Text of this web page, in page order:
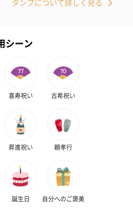
プリザーブドフラワー
てお届けします。
どのシーンにおすすめです。
タンプについて詳しく見る
シーン
喜寿祝い 古希祝い
昇進祝い 親孝行
誕生日 自分へのご褒美